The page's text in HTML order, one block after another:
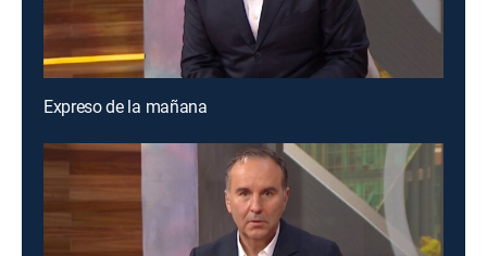
Expreso de la mañana